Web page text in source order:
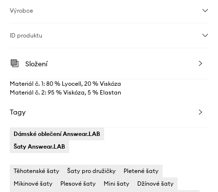
Výrobce
ID produktu
Složení
Materiál č. 1: 80 % Lyocell, 20 % Viskóza
Materiál č. 2: 95 % Viskóza, 5 % Elastan
Tagy
Dámské oblečení Answear.LAB
Šaty Answear.LAB
Těhotenské šaty Šaty pro družičky
Pletené šaty
Mikinové šaty
Plesové šaty Mini šaty
Džínové šaty